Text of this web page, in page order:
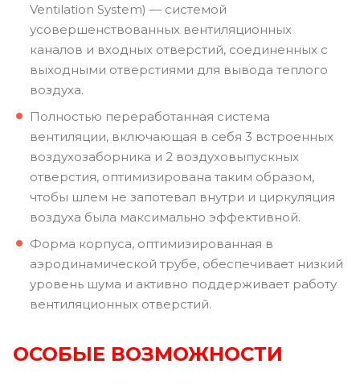
Ventilation System) — системой
усовершенствованных вентиляционных
каналов и входных отверстий, соединенных с
выходными отверстиями для вывода теплого
воздуха.
Полностью переработанная система
вентиляции, включающая в себя 3 встроенных
воздухозаборника и 2 воздуховыпускных
отверстия, оптимизирована таким образом,
чтобы шлем не запотевал внутри и циркуляция
воздуха была максимально эффективной.
Форма корпуса, оптимизированная в
аэродинамической трубе, обеспечивает низкий
уровень шума и активно поддерживает работу
вентиляционных отверстий.
ОСОБЫЕ ВОЗМОЖНОСТИ